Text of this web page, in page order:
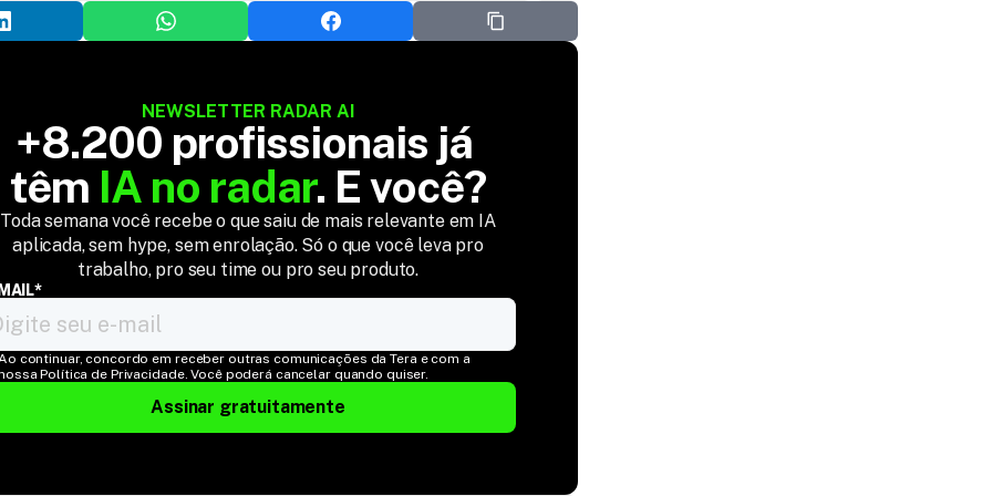
NEWSLETTER RADAR AI
+8.200 profissionais já
têm IA no radar. E você?
Toda semana você recebe o que saiu de mais relevante em IA
aplicada, sem hype, sem enrolação. Só o que você leva pro
trabalho, pro seu time ou pro seu produto.
continuar, concordo em receber outras comunicações da Tera e com a
Política de Privacidade. Você poderá cancelar quando quiser.
Assinar gratuitamente